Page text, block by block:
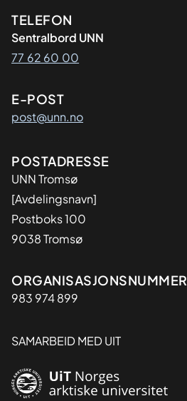
Kontaktinformasjon
TELEFON
Sentralbord UNN
77 62 60 00
E-POST
post@unn.no
Adresse
POSTADRESSE
UNN Tromsø
[Avdelingsnavn]
Postboks 100
9038 Tromsø
Organisasjon
ORGANISASJONSNUMMER
983 974 899
SAMARBEID MED UIT